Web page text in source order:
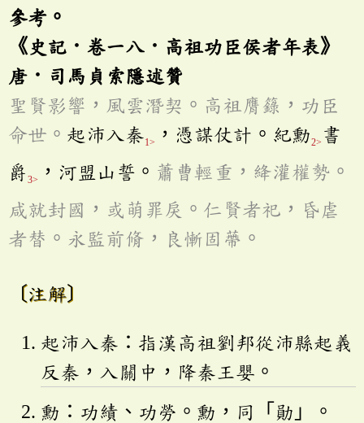
參考。
《史記．卷一八．高祖功臣侯者年表》
唐．司馬貞索隱述贊
聖賢影響，風雲潛契。高祖膺籙，功臣
命世。 起沛入秦1> ，憑謀仗計。紀勳2> 書
爵 3> ，河盟山誓。 蕭曹輕重，絳灌權勢。
咸就封國，或萌罪戾。仁賢者祀，昏虐
者替。永監前脩，良慚固蔕。
〔注解〕
起沛入秦：指漢高祖劉邦從沛縣起義
反秦，入關中，降秦王嬰。
勳：功績、功勞。勳，同「勛」。